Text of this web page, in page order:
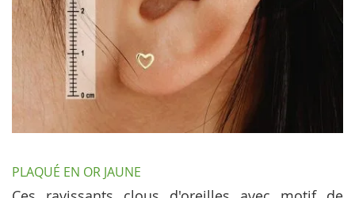
PLAQUÉ EN OR JAUNE